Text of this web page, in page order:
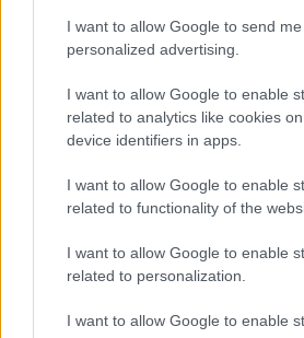
I want to allow Google to send me
personalized advertising.
I want to allow Google to enable
related to analytics like cookies
device identifiers in apps.
I want to allow Google to enable
related to functionality of the
I want to allow Google to enable
related to personalization.
I want to allow Google to enable
Hitelfordulat 2026: elzárja a
állam
ELEMZÉSEK 2026. júl. 22.